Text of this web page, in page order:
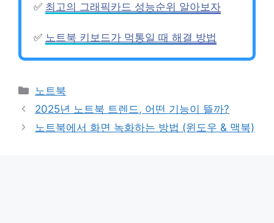
✅ 최고의 그래픽카드 성능순위 알아보자
✅ 노트북 키보드가 먹통일 때 해결 방법
Categories
노트북
2025년 노트북 트렌드, 어떤 기능이 뜰까?
노트북에서 화면 녹화하는 방법 (윈도우 & 맥북)